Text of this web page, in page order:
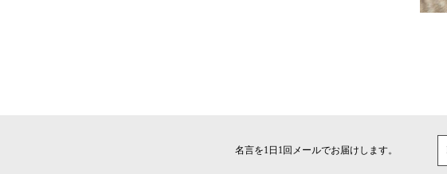
名言を1日1回メールでお届けします。